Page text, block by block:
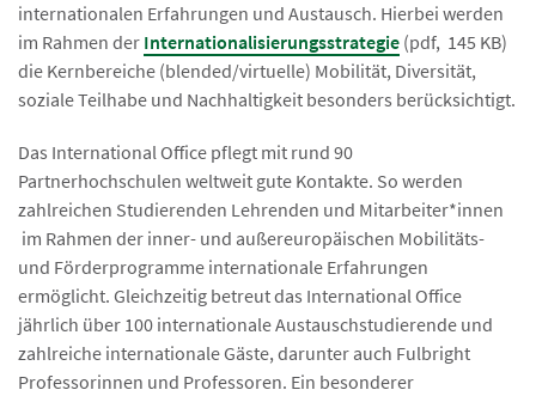
internationalen Erfahrungen und Austausch. Hierbei werden
im Rahmen der Internationalisierungsstrategie (pdf, 145 KB)
die Kernbereiche (blended/virtuelle) Mobilität, Diversität,
soziale Teilhabe und Nachhaltigkeit besonders berücksichtigt.
Das International Office pflegt mit rund 90
Partnerhochschulen weltweit gute Kontakte. So werden
zahlreichen Studierenden Lehrenden und Mitarbeiter*innen
im Rahmen der inner- und außereuropäischen Mobilitäts-
und Förderprogramme internationale Erfahrungen
ermöglicht. Gleichzeitig betreut das International Office
jährlich über 100 internationale Austauschstudierende und
zahlreiche internationale Gäste, darunter auch Fulbright
Professorinnen und Professoren. Ein besonderer